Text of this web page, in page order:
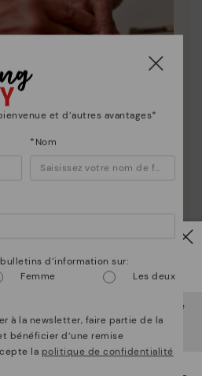
efforçons de rendre chaque
et vous allez accéder au site
deÉtats-Unis ?
et d’autres avantages*
*Nom
d’information sur:
Femme Les deux
à la newsletter, faire partie de la
bénéficier d’une remise
la politique de confidentialité